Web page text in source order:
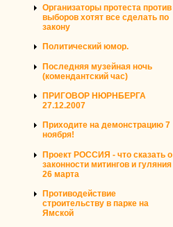
Организаторы протеста против
выборов хотят все сделать по
закону
Политический юмор.
Последняя музейная ночь
(комендантский час)
ПРИГОВОР НЮРНБЕРГА
27.12.2007
Приходите на демонстрацию 7
ноября!
Проект РОССИЯ - что сказать о
законности митингов и гуляния
26 марта
Противодействие
строительству в парке на
Ямской